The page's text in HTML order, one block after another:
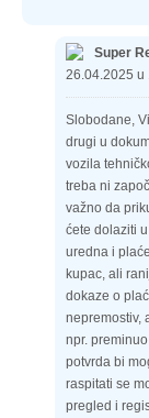
Super
26.04.2025 u
Slobodane,
drugi u
vozila
treba ni
važno da
ćete dolaziti
uredna i
kupac, ali
dokaze o
nepremostiv,
npr.
potvrda bi
raspitati se
pregled i